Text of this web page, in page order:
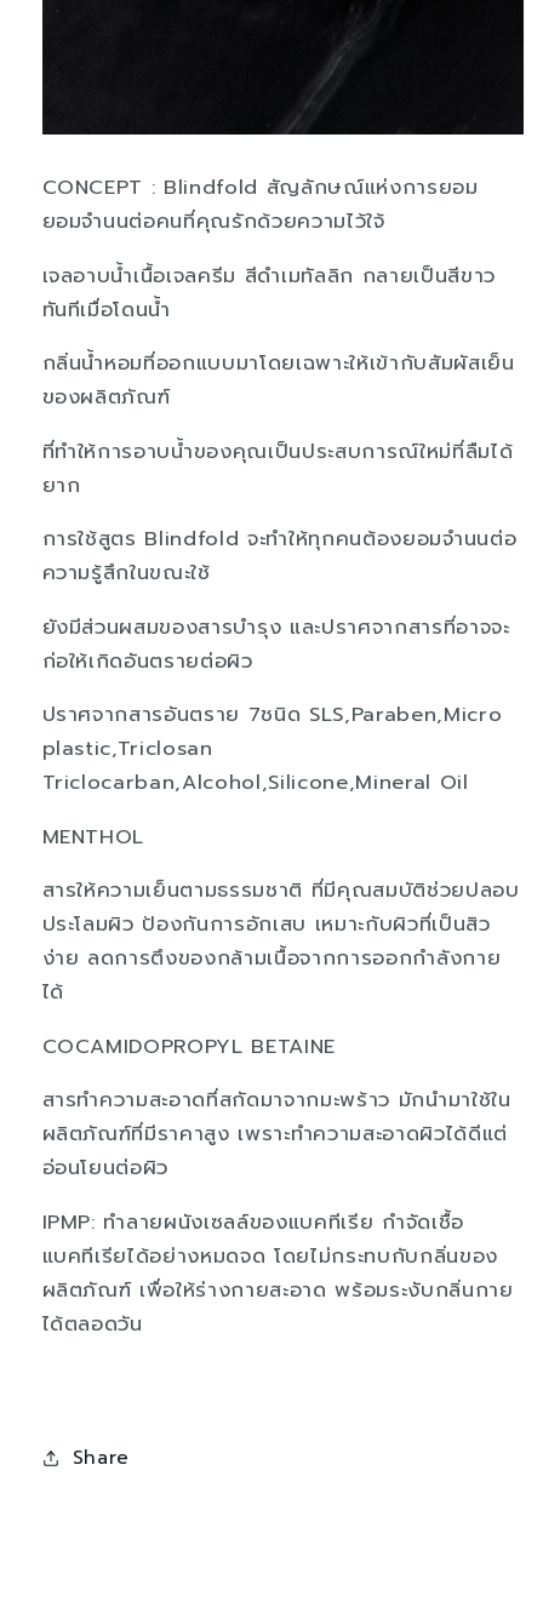
CONCEPT : Blindfold สัญลักษณ์แห่งการยอม
ยอมจำนนต่อคนที่คุณรักด้วยความไว้ใจ้
เจลอาบน้ำเนื้อเจลครีม สีดำเมทัลลิก กลายเป็นสีขาว
ทันทีเมื่อโดนน้ำ
กลิ่นน้ำหอมที่ออกแบบมาโดยเฉพาะให้เข้ากับสัมผัสเย็น
ของผลิตภัณฑ์
ที่ทำให้การอาบน้ำของคุณเป็นประสบการณ์ใหม่ที่ลืมได้
ยาก
การใช้สูตร Blindfold จะทำให้ทุกคนต้องยอมจำนนต่อ
ความรู้สึกในขณะใช้
ยังมีส่วนผสมของสารบำรุง และปราศจากสารที่อาจจะ
ก่อให้เกิดอันตรายต่อผิว
ปราศจากสารอันตราย 7ชนิด SLS,Paraben,Micro
plastic,Triclosan
Triclocarban,Alcohol,Silicone,Mineral Oil
MENTHOL
สารให้ความเย็นตามธรรมชาติ ที่มีคุณสมบัติช่วยปลอบ
ประโลมผิว ป้องกันการอักเสบ เหมาะกับผิวที่เป็นสิว
ง่าย ลดการตึงของกล้ามเนื้อจากการออกกำลังกาย
ได้
COCAMIDOPROPYL BETAINE
สารทำความสะอาดที่สกัดมาจากมะพร้าว มักนำมาใช้ใน
ผลิตภัณฑ์ที่มีราคาสูง เพราะทำความสะอาดผิวได้ดีแต่
อ่อนโยนต่อผิว
IPMP: ทำลายผนังเซลล์ของแบคทีเรีย กำจัดเชื้อ
แบคทีเรียได้อย่างหมดจด โดยไม่กระทบกับกลิ่นของ
ผลิตภัณฑ์ เพื่อให้ร่างกายสะอาด พร้อมระงับกลิ่นกาย
ได้ตลอดวัน
Share